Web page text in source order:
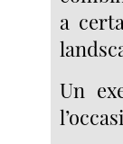
a
Un